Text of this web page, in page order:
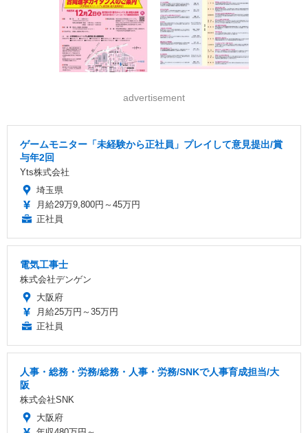
advertisement
ゲームモニター「未経験から正社員」プレイして意見提出/賞
与年2回
Yts株式会社
埼玉県
月給29万9,800円～45万円
正社員
電気工事士
株式会社デンゲン
大阪府
月給25万円～35万円
正社員
人事・総務・労務/総務・人事・労務/SNKで人事育成担当/大
阪
株式会社SNK
大阪府